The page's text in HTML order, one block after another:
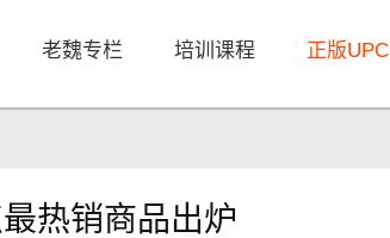
老魏专栏 培训课程 正版UPC
热销商品出炉